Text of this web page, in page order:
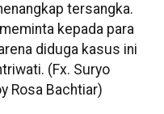
tersangka.
kepada para
diduga kasus ini
(Fx. Suryo
Rosa Bachtiar)